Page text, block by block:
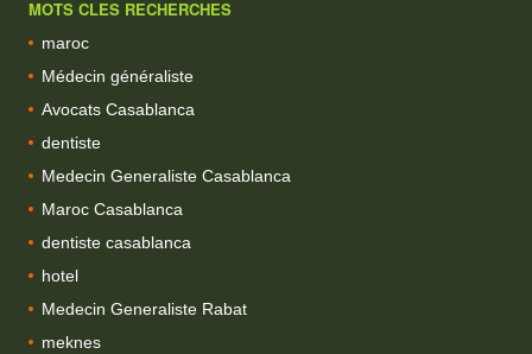
MOTS CLES RECHERCHES
maroc
Médecin généraliste
Avocats Casablanca
dentiste
Medecin Generaliste Casablanca
Maroc Casablanca
dentiste casablanca
hotel
Medecin Generaliste Rabat
meknes